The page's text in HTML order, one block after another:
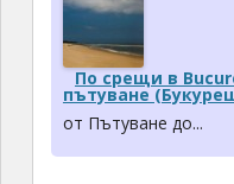
По срещи в
пътуване
от Пътуване до...